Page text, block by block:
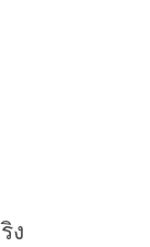
ง
ะมิโน
กซีโพร
ตัวกันเป็น
Structure